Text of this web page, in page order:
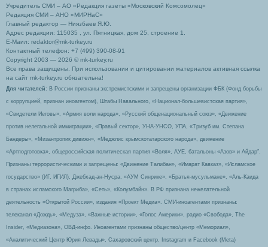
Учредитель СМИ – АО «Редакция газеты «Московский Комсомолец»
Редакция СМИ – АНО «МИРНаС»
Главный редактор — Ниязбаев Я.Ю.
Адрес редакции: 115035 , ул. Пятницкая, дом 25, строение 1.
Е-Маил: redaktor@mk-turkey.ru
Контактный телефон: +7 (499) 390-08-91
Copyright 2003 — 2026 © mk-turkey.ru
Все права защищены. При использовании и цитировании материалов активная ссылка
на сайт mk-turkey.ru обязательна!
Для читателей : В России признаны экстремистскими и запрещены организации ФБК (Фонд борьбы
с коррупцией, признан иноагентом), Штабы Навального, «Национал-большевистская партия»,
«Свидетели Иеговы», «Армия воли народа», «Русский общенациональный союз», «Движение
против нелегальной иммиграции», «Правый сектор», УНА-УНСО, УПА, «Тризуб им. Степана
Бандеры», «Мизантропик дивижн», «Меджлис крымскотатарского народа», движение
«Артподготовка», общероссийская политическая партия «Воля», АУЕ, батальоны «Азов» и Айдар″.
Признаны террористическими и запрещены: «Движение Талибан», «Имарат Кавказ», «Исламское
государство» (ИГ, ИГИЛ), Джебхад-ан-Нусра, «АУМ Синрике», «Братья-мусульмане», «Аль-Каида
в странах исламского Магриба», «Сеть», «Колумбайн». В РФ признана нежелательной
деятельность «Открытой России», издания «Проект Медиа». СМИ-иноагентами признаны:
телеканал «Дождь», «Медуза», «Важные истории», «Голос Америки», радио «Свобода», The
Insider, «Медиазона», ОВД-инфо. Иноагентами признаны общество/центр «Мемориал»,
«Аналитический Центр Юрия Левады», Сахаровский центр. Instagram и Facebook (Metа)